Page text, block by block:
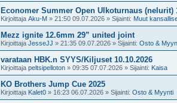
Economer Summer Open Ulkoturnaus (nelurit)
Kirjoittaja Aku-M » 21:50 09.07.2026 » Sijainti: Muut
Mezz ignite 12.6mm 29” united joint
Kirjoittaja JesseJJ » 21:35 09.07.2026 » Sijainti: Osto &
varataan HBK.n SYYS/Kiljuset 10.10.2026
Kirjoittaja peltsipelloton » 09:35 07.07.2026 » Sijainti: Kaisa
KO Brothers Jump Cue 2025
Kirjoittaja Kalet0 » 16:23 06.07.2026 » Sijainti: Osto & Myynti